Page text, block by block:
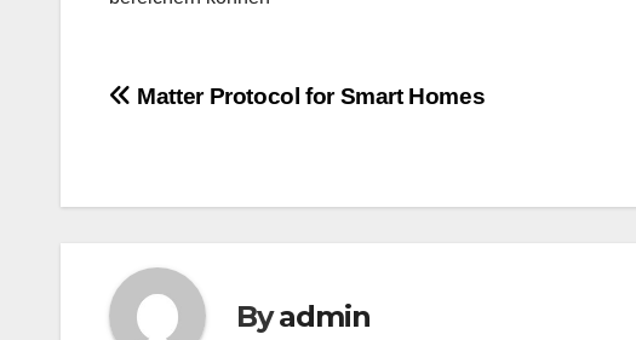
Post
Matter Protocol for Smart Homes
Byadmin